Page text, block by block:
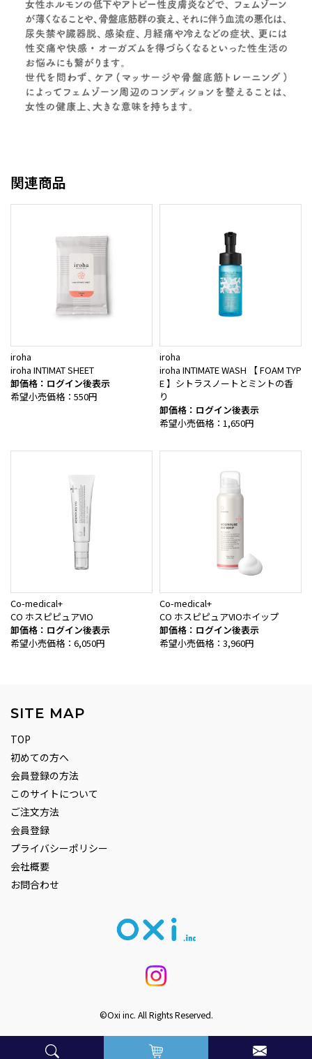
関連商品
iroha
iroha INTIMAT SHEET
卸価格：ログイン後表示
希望小売価格：550円
iroha
iroha INTIMATE WASH 【 FOAM TYP
E 】シトラスノートとミントの香
り
卸価格：ログイン後表示
希望小売価格：1,650円
Co-medical+
CO ホスピピュアVIO
卸価格：ログイン後表示
希望小売価格：6,050円
Co-medical+
CO ホスピピュアVIOホイップ
卸価格：ログイン後表示
希望小売価格：3,960円
SITE MAP
TOP
初めての方へ
会員登録の方法
このサイトについて
ご注文方法
会員登録
プライバシーポリシー
会社概要
お問合わせ
©Oxi inc. All Rights Reserved.